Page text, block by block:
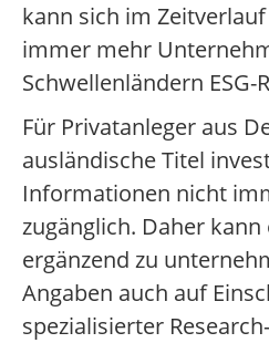
kann sich im
immer mehr
Schwellenländern
Für Privatanleger aus
ausländische Titel
Informationen nicht
zugänglich. Daher
ergänzend zu
Angaben auch auf
spezialisierter